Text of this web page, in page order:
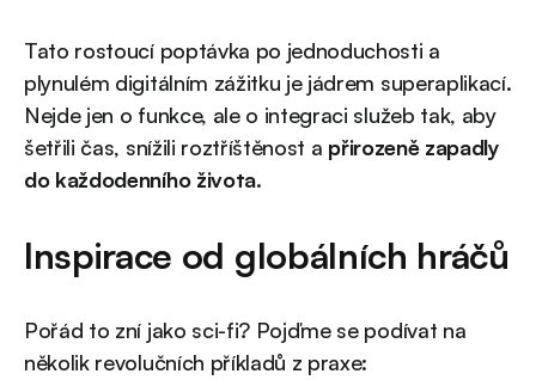
Tato rostoucí poptávka po jednoduchosti a
plynulém digitálním zážitku je jádrem superaplikací.
Nejde jen o funkce, ale o integraci služeb tak, aby
šetřili čas, snížili roztříštěnost a přirozeně zapadly
do každodenního života.
Inspirace od globálních hráčů
Pořád to zní jako sci-fi? Pojďme se podívat na
několik revolučních příkladů z praxe: